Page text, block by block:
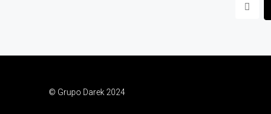
© Grupo Darek 2024